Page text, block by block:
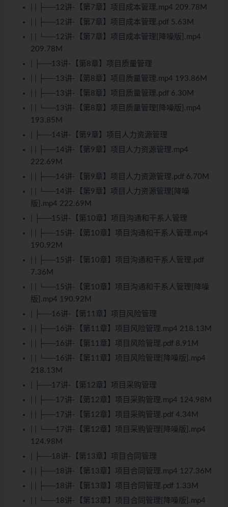
| | ├──12讲-【第7章】项目成本管理.mp4 209.78M
| | ├──12讲-【第7章】项目成本管理.pdf 5.63M
| | └──12讲-【第7章】项目成本管理[降噪版].mp4
209.78M
| ├──13讲-【第8章】项目质量管理
| | ├──13讲-【第8章】项目质量管理.mp4 193.86M
| | ├──13讲-【第8章】项目质量管理.pdf 6.30M
| | └──13讲-【第8章】项目质量管理[降噪版].mp4
193.85M
| ├──14讲-【第9章】项目人力资源管理
| | ├──14讲-【第9章】项目人力资源管理.mp4
222.69M
| | ├──14讲-【第9章】项目人力资源管理.pdf 6.70M
| | └──14讲-【第9章】项目人力资源管理[降噪
版].mp4 222.69M
| ├──15讲-【第10章】项目沟通和干系人管理
| | ├──15讲-【第10章】项目沟通和干系人管理.mp4
190.92M
| | ├──15讲-【第10章】项目沟通和干系人管理.pdf
7.36M
| | └──15讲-【第10章】项目沟通和干系人管理[降噪
版].mp4 190.92M
| ├──16讲-【第11章】项目风险管理
| | ├──16讲-【第11章】项目风险管理.mp4 218.13M
| | ├──16讲-【第11章】项目风险管理.pdf 8.91M
| | └──16讲-【第11章】项目风险管理[降噪版].mp4
218.13M
| ├──17讲-【第12章】项目采购管理
| | ├──17讲-【第12章】项目采购管理.mp4 124.98M
| | ├──17讲-【第12章】项目采购管理.pdf 4.34M
| | └──17讲-【第12章】项目采购管理[降噪版].mp4
124.98M
| ├──18讲-【第13章】项目合同管理
| | ├──18讲-【第13章】项目合同管理.mp4 127.36M
| | ├──18讲-【第13章】项目合同管理.pdf 1.33M
| | └──18讲-【第13章】项目合同管理[降噪版].mp4